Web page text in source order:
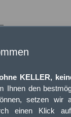
KELLER,
Ihnen den
setzen wir
einen Klick
Schutz
Printmedien,
Bild, um